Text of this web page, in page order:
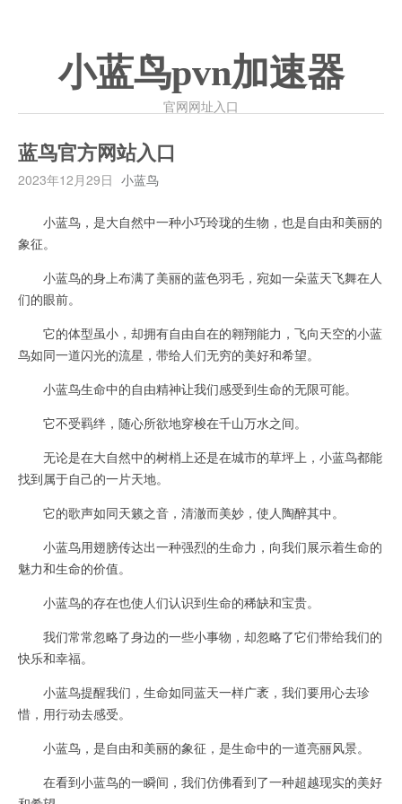
小蓝鸟pvn加速器
官网网址入口
蓝鸟官方网站入口
2023年12月29日 小蓝鸟
小蓝鸟，是大自然中一种小巧玲珑的生物，也是自由和美丽的
象征。
小蓝鸟的身上布满了美丽的蓝色羽毛，宛如一朵蓝天飞舞在人
们的眼前。
它的体型虽小，却拥有自由自在的翱翔能力，飞向天空的小蓝
鸟如同一道闪光的流星，带给人们无穷的美好和希望。
小蓝鸟生命中的自由精神让我们感受到生命的无限可能。
它不受羁绊，随心所欲地穿梭在千山万水之间。
无论是在大自然中的树梢上还是在城市的草坪上，小蓝鸟都能
找到属于自己的一片天地。
它的歌声如同天籁之音，清澈而美妙，使人陶醉其中。
小蓝鸟用翅膀传达出一种强烈的生命力，向我们展示着生命的
魅力和生命的价值。
小蓝鸟的存在也使人们认识到生命的稀缺和宝贵。
我们常常忽略了身边的一些小事物，却忽略了它们带给我们的
快乐和幸福。
小蓝鸟提醒我们，生命如同蓝天一样广袤，我们要用心去珍
惜，用行动去感受。
小蓝鸟，是自由和美丽的象征，是生命中的一道亮丽风景。
在看到小蓝鸟的一瞬间，我们仿佛看到了一种超越现实的美好